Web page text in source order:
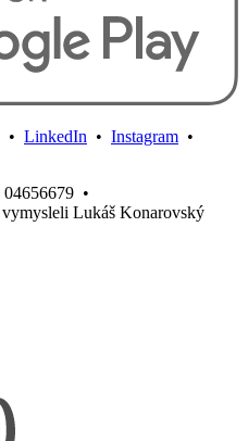
• LinkedIn • Instagram •
•
Lukáš Konarovský